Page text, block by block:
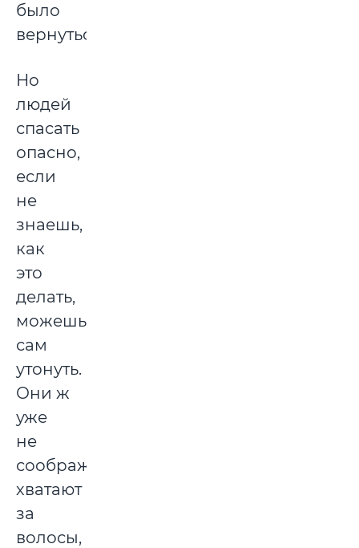
было
вернуться.
Но
людей
спасать
опасно,
если
не
знаешь,
как
это
делать,
можешь
сам
утонуть.
Они ж
уже
не
соображают,
хватают
за
волосы,